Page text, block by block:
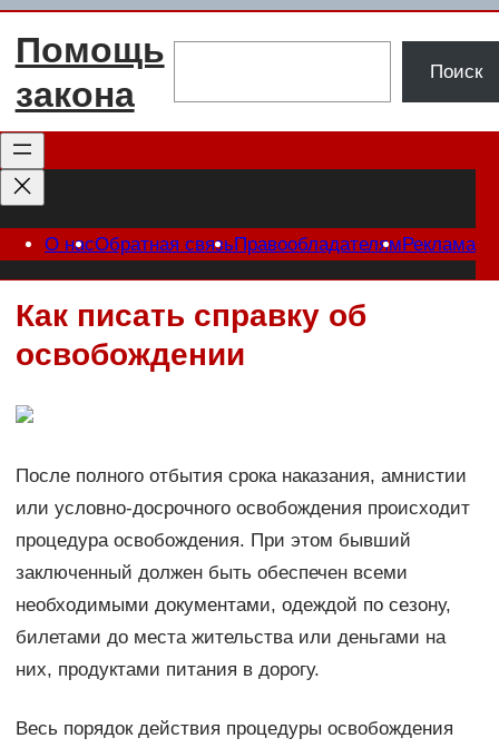
Перейти
Помощь
закона
Поиск
О насОбратная связьПравообладателямРеклама
Как писать справку об
освобождении
После полного отбытия срока наказания, амнистии
или условно-досрочного освобождения происходит
процедура освобождения. При этом бывший
заключенный должен быть обеспечен всеми
необходимыми документами, одеждой по сезону,
билетами до места жительства или деньгами на
них, продуктами питания в дорогу.
Весь порядок действия процедуры освобождения